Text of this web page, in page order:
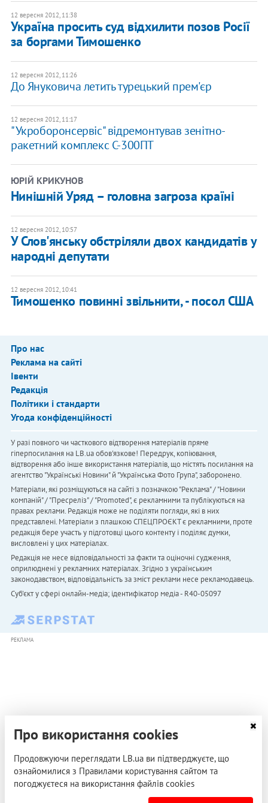
12 вересня 2012, 11:38
Україна просить суд відхилити позов Росії
за боргами Тимошенко
12 вересня 2012, 11:26
До Януковича летить турецький прем'єр
12 вересня 2012, 11:17
"Укроборонсервіс" відремонтував зенітно-
ракетний комплекс С-300ПТ
ЮРІЙ КРИКУНОВ
Нинішній Уряд – головна загроза країні
12 вересня 2012, 10:57
У Слов'янську обстріляли двох кандидатів у
народні депутати
12 вересня 2012, 10:41
Тимошенко повинні звільнити, - посол США
Про нас
Реклама на сайті
Івенти
Редакція
Політики і стандарти
Угода конфіденційності
У разі повного чи часткового відтворення матеріалів пряме
гіперпосилання на LB.ua обов'язкове! Передрук, копіювання,
відтворення або інше використання матеріалів, що містять посилання на
агентство "Українськi Новини" й "Українська Фото Група", заборонено.
Матеріали, які розміщуються на сайті з позначкою "Реклама" / "Новини
компаній" / "Пресреліз" / "Promoted", є рекламними та публікуються на
правах реклами. Редакція може не поділяти погляди, які в них
представлені. Матеріали з плашкою СПЕЦПРОЄКТ є рекламними, проте
редакція бере участь у підготовці цього контенту і поділяє думки,
висловлені у цих матеріалах.
Редакція не несе відповідальності за факти та оціночні судження,
оприлюднені у рекламних матеріалах. Згідно з українським
законодавством, відповідальність за зміст реклами несе рекламодавець.
Cуб'єкт у сфері онлайн-медіа; ідентифікатор медіа - R40-05097
РЕКЛАМА
Про використання cookies
Продовжуючи переглядати LB.ua ви підтверджуєте, що
ознайомилися з Правилами користування сайтом та
погоджуєтеся на використання файлів cookies